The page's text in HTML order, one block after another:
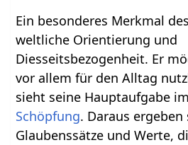
Ein besonderes Merkmal
weltliche Orientierung und
Diesseitsbezogenheit. Er
vor allem für den Alltag
sieht seine Hauptaufgabe
Schöpfung. Daraus
Glaubenssätze und Werte,